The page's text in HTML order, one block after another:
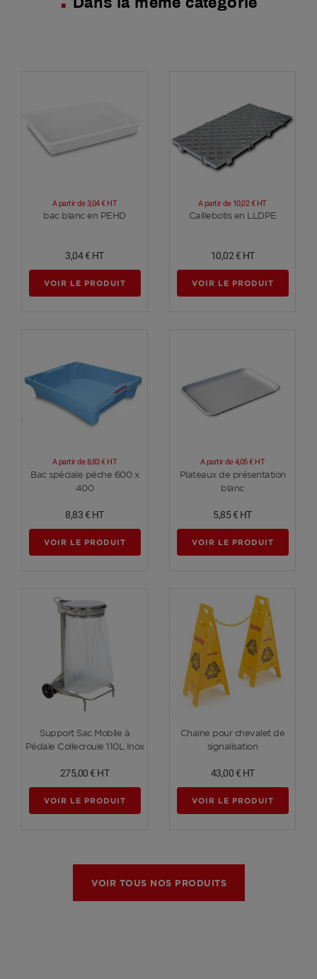
Voir plus
bac blanc en PEHD
A partir de3,04 € HT
3,04 € HT
VOIR LE PRODUIT
Voir plus
Caillebotis en LLDPE
A partir de 10,02 € HT
10,02 € HT
VOIR LE PRODUIT
Voir plus
Bac spéciale pêche 600 x
400
A partir de8,83 € HT
8,83 € HT
VOIR LE PRODUIT
Voir plus
Plateaux de présentation
blanc
A partir de4,05 € HT
5,85 € HT
VOIR LE PRODUIT
Voir plus
Support Sac Mobile à
Pédale Collecroule 110L Inox
275,00 € HT
VOIR LE PRODUIT
Voir plus
Chaîne pour chevalet de
signalisation
43,00 € HT
VOIR LE PRODUIT
VOIR TOUS NOS PRODUITS